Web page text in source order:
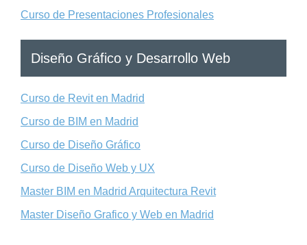
Curso de Presentaciones Profesionales
Diseño Gráfico y Desarrollo Web
Curso de Revit en Madrid
Curso de BIM en Madrid
Curso de Diseño Gráfico
Curso de Diseño Web y UX
Master BIM en Madrid Arquitectura Revit
Master Diseño Grafico y Web en Madrid